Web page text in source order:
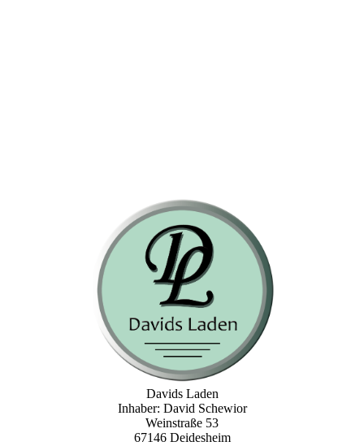
Davids Laden
Inhaber: David Schewior
Weinstraße 53
67146 Deidesheim